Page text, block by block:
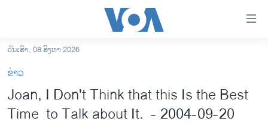
ເຂົ້າ
ຫາ
ຂ້າມ
ຂ້າມອາເມຣິກາ
ວັນເສົາ, 08 ສິງຫາ 2026
ຂ່າວ
Joan, I Don't Think that this Is the Best
Time to Talk about It. - 2004-09-20